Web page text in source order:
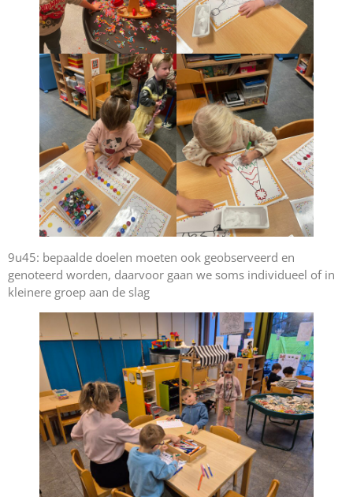
9u45: bepaalde doelen moeten ook geobserveerd en
genoteerd worden, daarvoor gaan we soms individueel of in
kleinere groep aan de slag